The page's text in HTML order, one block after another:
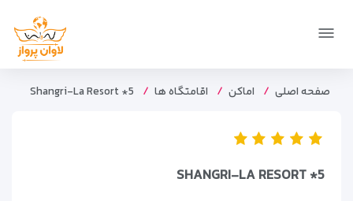
صفحه اصلی اماکن اقامتگاه ها Shangri-La Resort *5
SHANGRI-LA RESORT *5